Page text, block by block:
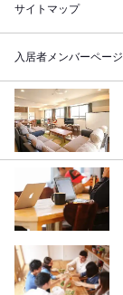
サイトマップ
入居者メンバーページ